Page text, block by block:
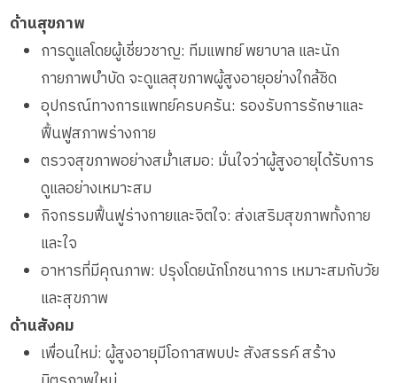
ด้านสุขภาพ
การดูแลโดยผู้เชี่ยวชาญ: ทีมแพทย์ พยาบาล และนัก
กายภาพบำบัด จะดูแลสุขภาพผู้สูงอายุอย่างใกล้ชิด
อุปกรณ์ทางการแพทย์ครบครัน: รองรับการรักษาและ
ฟื้นฟูสภาพร่างกาย
ตรวจสุขภาพอย่างสม่ำเสมอ: มั่นใจว่าผู้สูงอายุได้รับการ
ดูแลอย่างเหมาะสม
กิจกรรมฟื้นฟูร่างกายและจิตใจ: ส่งเสริมสุขภาพทั้งกาย
และใจ
อาหารที่มีคุณภาพ: ปรุงโดยนักโภชนาการ เหมาะสมกับวัย
และสุขภาพ
ด้านสังคม
เพื่อนใหม่: ผู้สูงอายุมีโอกาสพบปะ สังสรรค์ สร้าง